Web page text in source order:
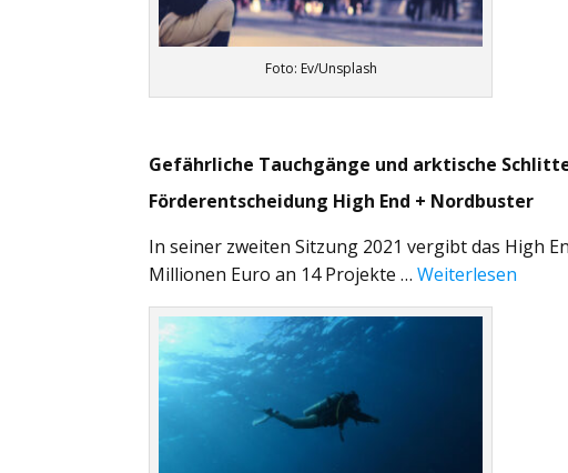
Foto: Ev/Unsplash
Gefährliche Tauchgänge und arktische
Förderentscheidung High End + Nordbuster
In seiner zweiten Sitzung 2021 vergibt das High
Millionen Euro an 14 Projekte …Weiterlesen